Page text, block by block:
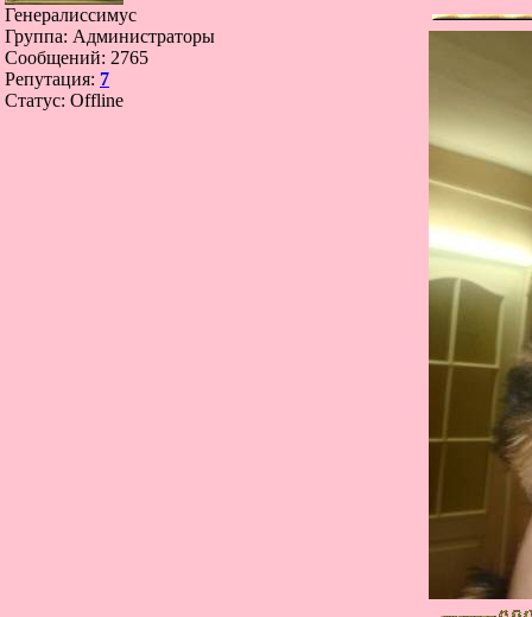
Генералиссимус
Группа: Администраторы
Сообщений: 2765
Репутация: 7
Статус: Offline